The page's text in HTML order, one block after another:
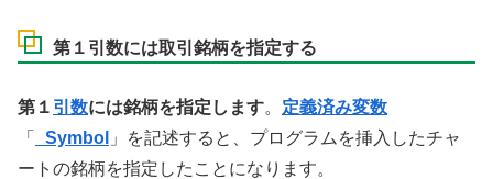
第１引数には取引銘柄を指定する
第１ 引数には銘柄を指定します。 定義済み変数
「
_Symbol 」を記述すると、プログラムを挿入したチャ
ートの銘柄を指定したことになります。